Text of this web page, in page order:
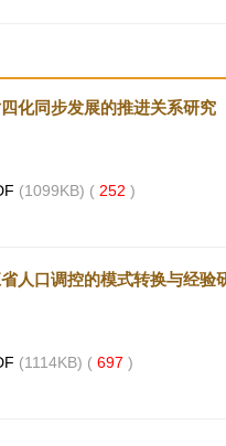
化同步发展的推进关系研究
(1099KB) ( 252 )
人口调控的模式转换与经验
(1114KB) ( 697 )